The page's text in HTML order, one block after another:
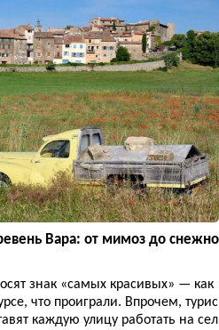
Вара: от мимоз до снежно
знак «самых красивых» — как
что проиграли. Впрочем, турис
каждую улицу работать на сел